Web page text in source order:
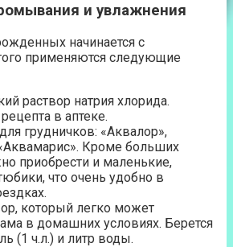
и увлажнения
начинается с
применяются следующие
раствор натрия хлорида.
в аптеке.
грудничков: «Аквалор»,
Кроме больших
приобрести и маленькие,
что очень удобно в
который легко может
в домашних условиях. Берется
(1 ч.л.) и литр воды.